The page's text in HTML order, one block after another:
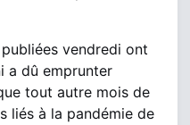
vendredi ont
a dû emprunter
tout autre mois de
liés à la pandémie de